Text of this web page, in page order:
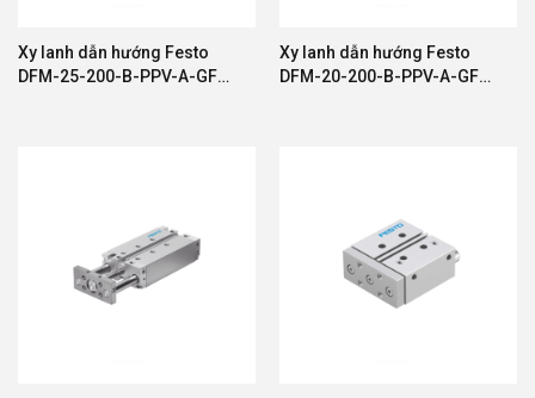
Xy lanh dẫn hướng Festo
DFM-25-200-B-PPV-A-GF
Xy lanh dẫn hướng Festo
DFM-20-200-B-PPV-A-GF